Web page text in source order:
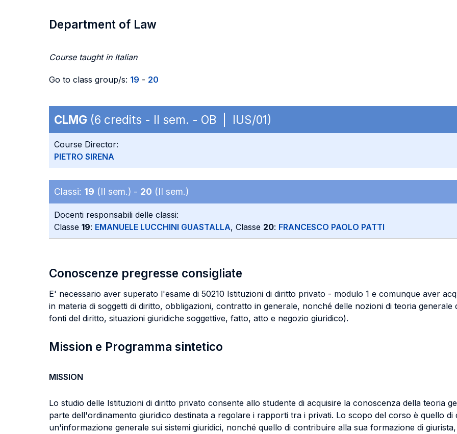
Department of Law
Course taught in Italian
Go to class group/s: 19 - 20
CLMG (6 credits - II sem. - OB | IUS/01)
Course Director:
PIETRO SIRENA
Classi: 19 (II sem.) - 20 (II sem.)
Docenti responsabili delle classi:
Classe 19: EMANUELE LUCCHINI GUASTALLA, Classe 20: FRANCESCO PAOLO PATTI
Conoscenze pregresse consigliate
E' necessario aver superato l'esame di 50210 Istituzioni di diritto privato - modulo 1 e comunque aver
in materia di soggetti di diritto, obbligazioni, contratto in generale, nonché delle nozioni di teoria
fonti del diritto, situazioni giuridiche soggettive, fatto, atto e negozio giuridico).
Mission e Programma sintetico
MISSION
Lo studio delle Istituzioni di diritto privato consente allo studente di acquisire la conoscenza della teoria
parte dell'ordinamento giuridico destinata a regolare i rapporti tra i privati. Lo scopo del corso è quello
un'informazione generale sui sistemi giuridici, nonché quello di contribuire alla sua formazione di